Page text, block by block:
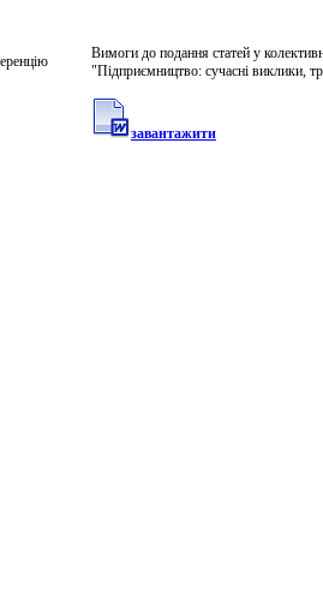
Вимоги до подання статей у
"Підприємництво: сучасні виклики,
завантажити